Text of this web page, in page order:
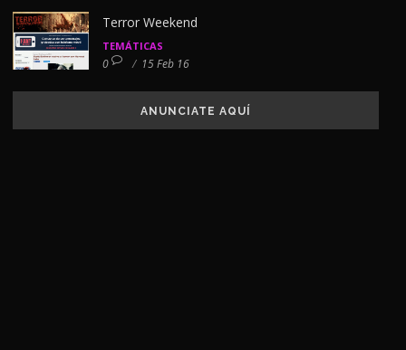
Terror Weekend
TEMÁTICAS
0 / 15 Feb 16
ANUNCIATE AQUÍ